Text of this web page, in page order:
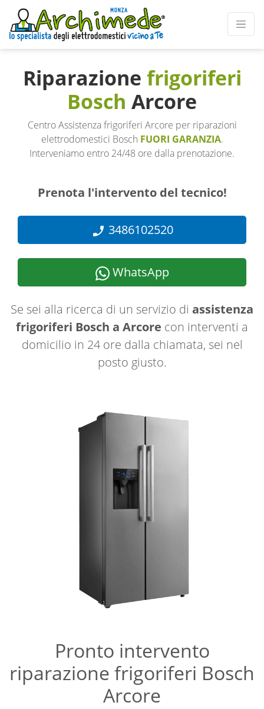
Riparazione frigoriferi
Bosch Arcore
Centro Assistenza frigoriferi Arcore per riparazioni
elettrodomestici Bosch FUORI GARANZIA.
Interveniamo entro 24/48 ore dalla prenotazione.
Prenota l'intervento del tecnico!
3486102520
WhatsApp
Se sei alla ricerca di un servizio di assistenza
frigoriferi Bosch a Arcore con interventi a
domicilio in 24 ore dalla chiamata, sei nel
posto giusto.
Pronto intervento
riparazione frigoriferi Bosch
Arcore